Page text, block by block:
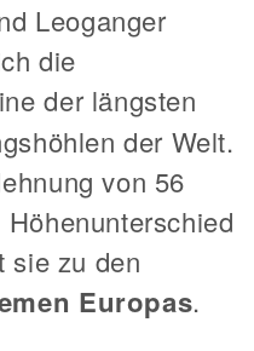
Leoganger
die
der längsten
der Welt.
von 56
sie zu den
Europas.